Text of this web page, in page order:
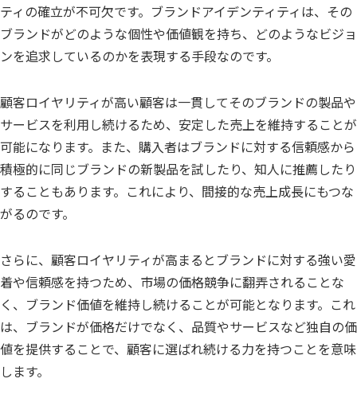
ティの確立が不可欠です。ブランドアイデンティティは、その
ブランドがどのような個性や価値観を持ち、どのようなビジョ
ンを追求しているのかを表現する手段なのです。
顧客ロイヤリティが高い顧客は一貫してそのブランドの製品や
サービスを利用し続けるため、安定した売上を維持することが
可能になります。また、購入者はブランドに対する信頼感から
積極的に同じブランドの新製品を試したり、知人に推薦したり
することもあります。これにより、間接的な売上成長にもつな
がるのです。
さらに、顧客ロイヤリティが高まるとブランドに対する強い愛
着や信頼感を持つため、市場の価格競争に翻弄されることな
く、ブランド価値を維持し続けることが可能となります。これ
は、ブランドが価格だけでなく、品質やサービスなど独自の価
値を提供することで、顧客に選ばれ続ける力を持つことを意味
します。